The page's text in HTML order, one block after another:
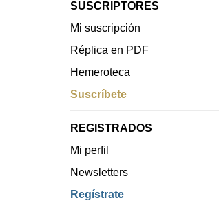
SUSCRIPTORES
Mi suscripción
Réplica en PDF
Hemeroteca
Suscríbete
REGISTRADOS
Mi perfil
Newsletters
Regístrate